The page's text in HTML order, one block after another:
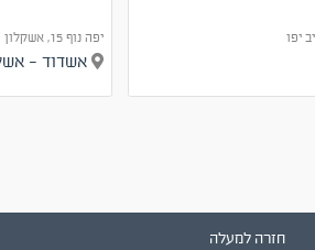
יפה נוף 15, אשקלון
אשדוד -
חזרה למעלה